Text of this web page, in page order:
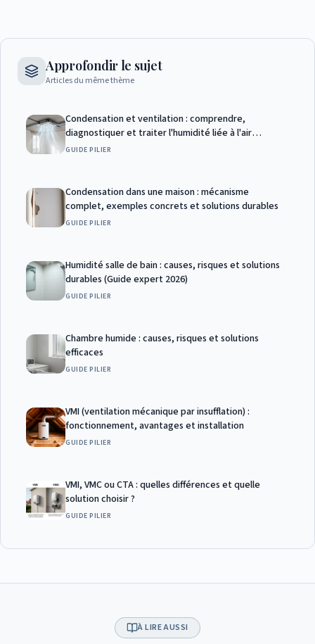
Approfondir le sujet
Articles du même thème
Condensation et ventilation : comprendre,
diagnostiquer et traiter l'humidité liée à l'air
intérieur (Guide complet 2026)
GUIDE PILIER
Condensation dans une maison : mécanisme
complet, exemples concrets et solutions durables
GUIDE PILIER
Humidité salle de bain : causes, risques et solutions
durables (Guide expert 2026)
GUIDE PILIER
Chambre humide : causes, risques et solutions
efficaces
GUIDE PILIER
VMI (ventilation mécanique par insufflation) :
fonctionnement, avantages et installation
GUIDE PILIER
VMI, VMC ou CTA : quelles différences et quelle
solution choisir ?
GUIDE PILIER
À LIRE AUSSI